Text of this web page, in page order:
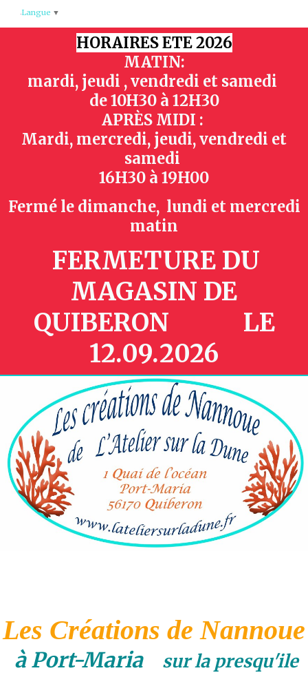
HORAIRES ETE 2026
MATIN:
mardi, jeudi , vendredi et samedi
de10H30 à 12H30
APRÈS MIDI :
Mardi, mercredi, jeudi, vendredi et
samedi
16H30 à 19H00
Fermé le dimanche, lundi et mercredi
matin
FERMETURE DU
MAGASIN DE
QUIBERON LE
12.09.2026
Les Créations de Nannoue
à Port-Maria
sur la presqu'ile
Langue ▼